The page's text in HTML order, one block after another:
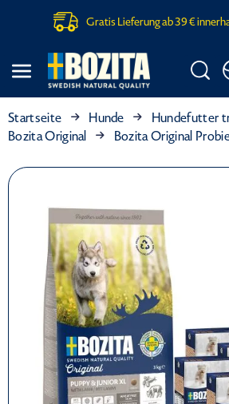
Gratis Lieferung ab 39 €
Startseite Hunde
Hundefutter
Bozita Original